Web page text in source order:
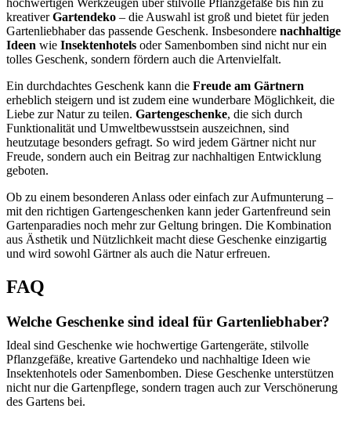
kreativerGartendeko – die Auswahl ist groß und bietet für jeden
Gartenliebhaber das passende Geschenk. Insbesondere nachhaltige
Ideen wie Insektenhotels oder Samenbomben sind nicht nur ein
tolles Geschenk, sondern fördern auch die Artenvielfalt.
Ein durchdachtes Geschenk kann die Freude am Gärtnern
erheblich steigern und ist zudem eine wunderbare Möglichkeit, die
Liebe zur Natur zu teilen. Gartengeschenke, die sich durch
Funktionalität und Umweltbewusstsein auszeichnen, sind
heutzutage besonders gefragt. So wird jedem Gärtner nicht nur
Freude, sondern auch ein Beitrag zur nachhaltigen Entwicklung
geboten.
Ob zu einem besonderen Anlass oder einfach zur Aufmunterung –
mit den richtigen Gartengeschenken kann jeder Gartenfreund sein
Gartenparadies noch mehr zur Geltung bringen. Die Kombination
aus Ästhetik und Nützlichkeit macht diese Geschenke einzigartig
und wird sowohl Gärtner als auch die Natur erfreuen.
FAQ
Welche Geschenke sind ideal für Gartenliebhaber?
Ideal sind Geschenke wie hochwertige Gartengeräte, stilvolle
Pflanzgefäße, kreative Gartendeko und nachhaltige Ideen wie
Insektenhotels oder Samenbomben. Diese Geschenke unterstützen
nicht nur die Gartenpflege, sondern tragen auch zur Verschönerung
des Gartens bei.